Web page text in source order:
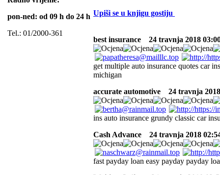
pon-ned: od 09 h do 24 h
Tel.: 01/2000-361
Upiši se u knjigu gostiju
best insurance 24 travnja 2018
get multiple auto insurance quotes car
michigan
accurate automotive
24 travnja
ins auto insurance grundy classic car
Cash Advance
24 travnja 2018
fast payday loan easy payday payday